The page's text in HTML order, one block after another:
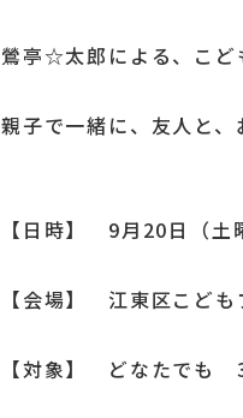
鶯亭☆太郎による、こど
親子で一緒に、友人と、
【日時】 9月20日（土
【会場】 江東区こど
【対象】 どなたでも